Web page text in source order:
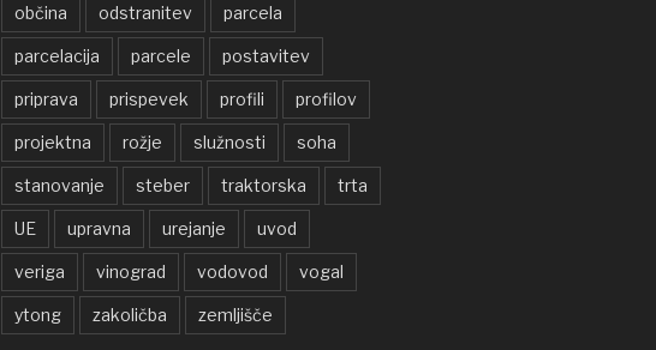
občina odstranitev parcela
parcelacija parcele postavitev
priprava prispevek profili profilov
projektna rožje služnosti soha
stanovanje steber traktorska trta
UE upravna urejanje uvod
veriga vinograd vodovod vogal
ytong zakoličba zemljišče